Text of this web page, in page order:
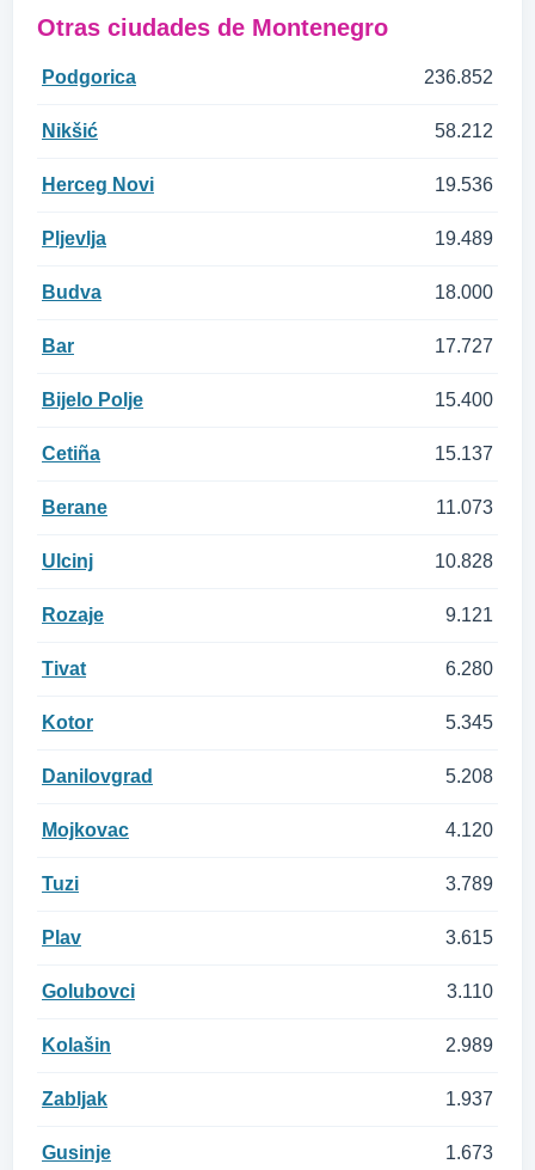
Otras ciudades de Montenegro
Podgorica 236.852
Nikšić 58.212
Herceg Novi 19.536
Pljevlja 19.489
Budva 18.000
Bar 17.727
Bijelo Polje 15.400
Cetiña 15.137
Berane 11.073
Ulcinj 10.828
Rozaje 9.121
Tivat 6.280
Kotor 5.345
Danilovgrad 5.208
Mojkovac 4.120
Tuzi 3.789
Plav 3.615
Golubovci 3.110
Kolašin 2.989
Zabljak 1.937
Gusinje 1.673